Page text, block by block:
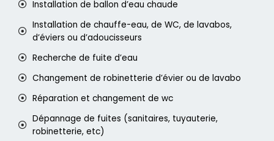
Installation de ballon d’eau chaude
Installation de chauffe-eau, de WC, de lavabos,
d’éviers ou d’adoucisseurs
Recherche de fuite d’eau
Changement de robinetterie d’évier ou de lavabo
Réparation et changement de wc
Dépannage de fuites (sanitaires, tuyauterie,
robinetterie, etc)